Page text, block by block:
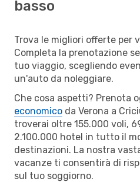
basso
Trova le migliori offerte per
Completa la prenotazione
tuo viaggio, scegliendo
un'auto da noleggiare.
Che cosa aspetti? Prenota
economico da Verona a
troverai oltre 155.000 voli,
2.100.000 hotel in tutto il
destinazioni. La nostra
vacanze ti consentirà di
sul tuo soggiorno.